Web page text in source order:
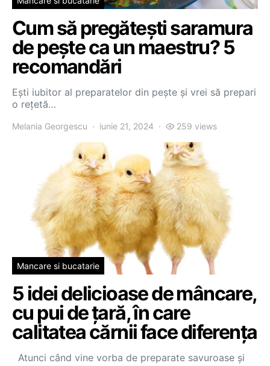
Cum să pregătești saramura
de pește ca un maestru? 5
recomandări
Ești iubitor al preparatelor din pește și vrei să prepari
o rețetă…
Melania Georgescu iunie 21, 2024 259 views
Mancare si bucatarie
5 idei delicioase de mâncare,
cu pui de țară, în care
calitatea cărnii face diferența
Atunci când vine vorba de preparate savuroase și